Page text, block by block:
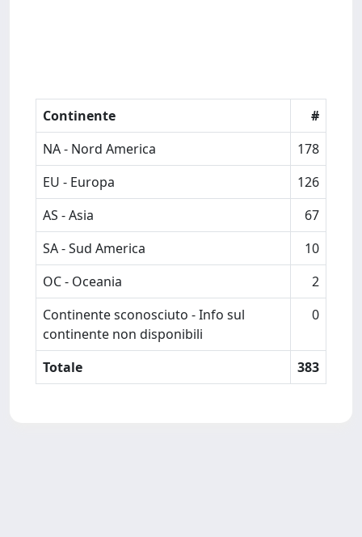
Continente
#
NA - Nord America
178
EU - Europa
126
AS - Asia
67
SA - Sud America
10
OC - Oceania
2
Continente sconosciuto - Info sul
continente non disponibili
0
Totale 383